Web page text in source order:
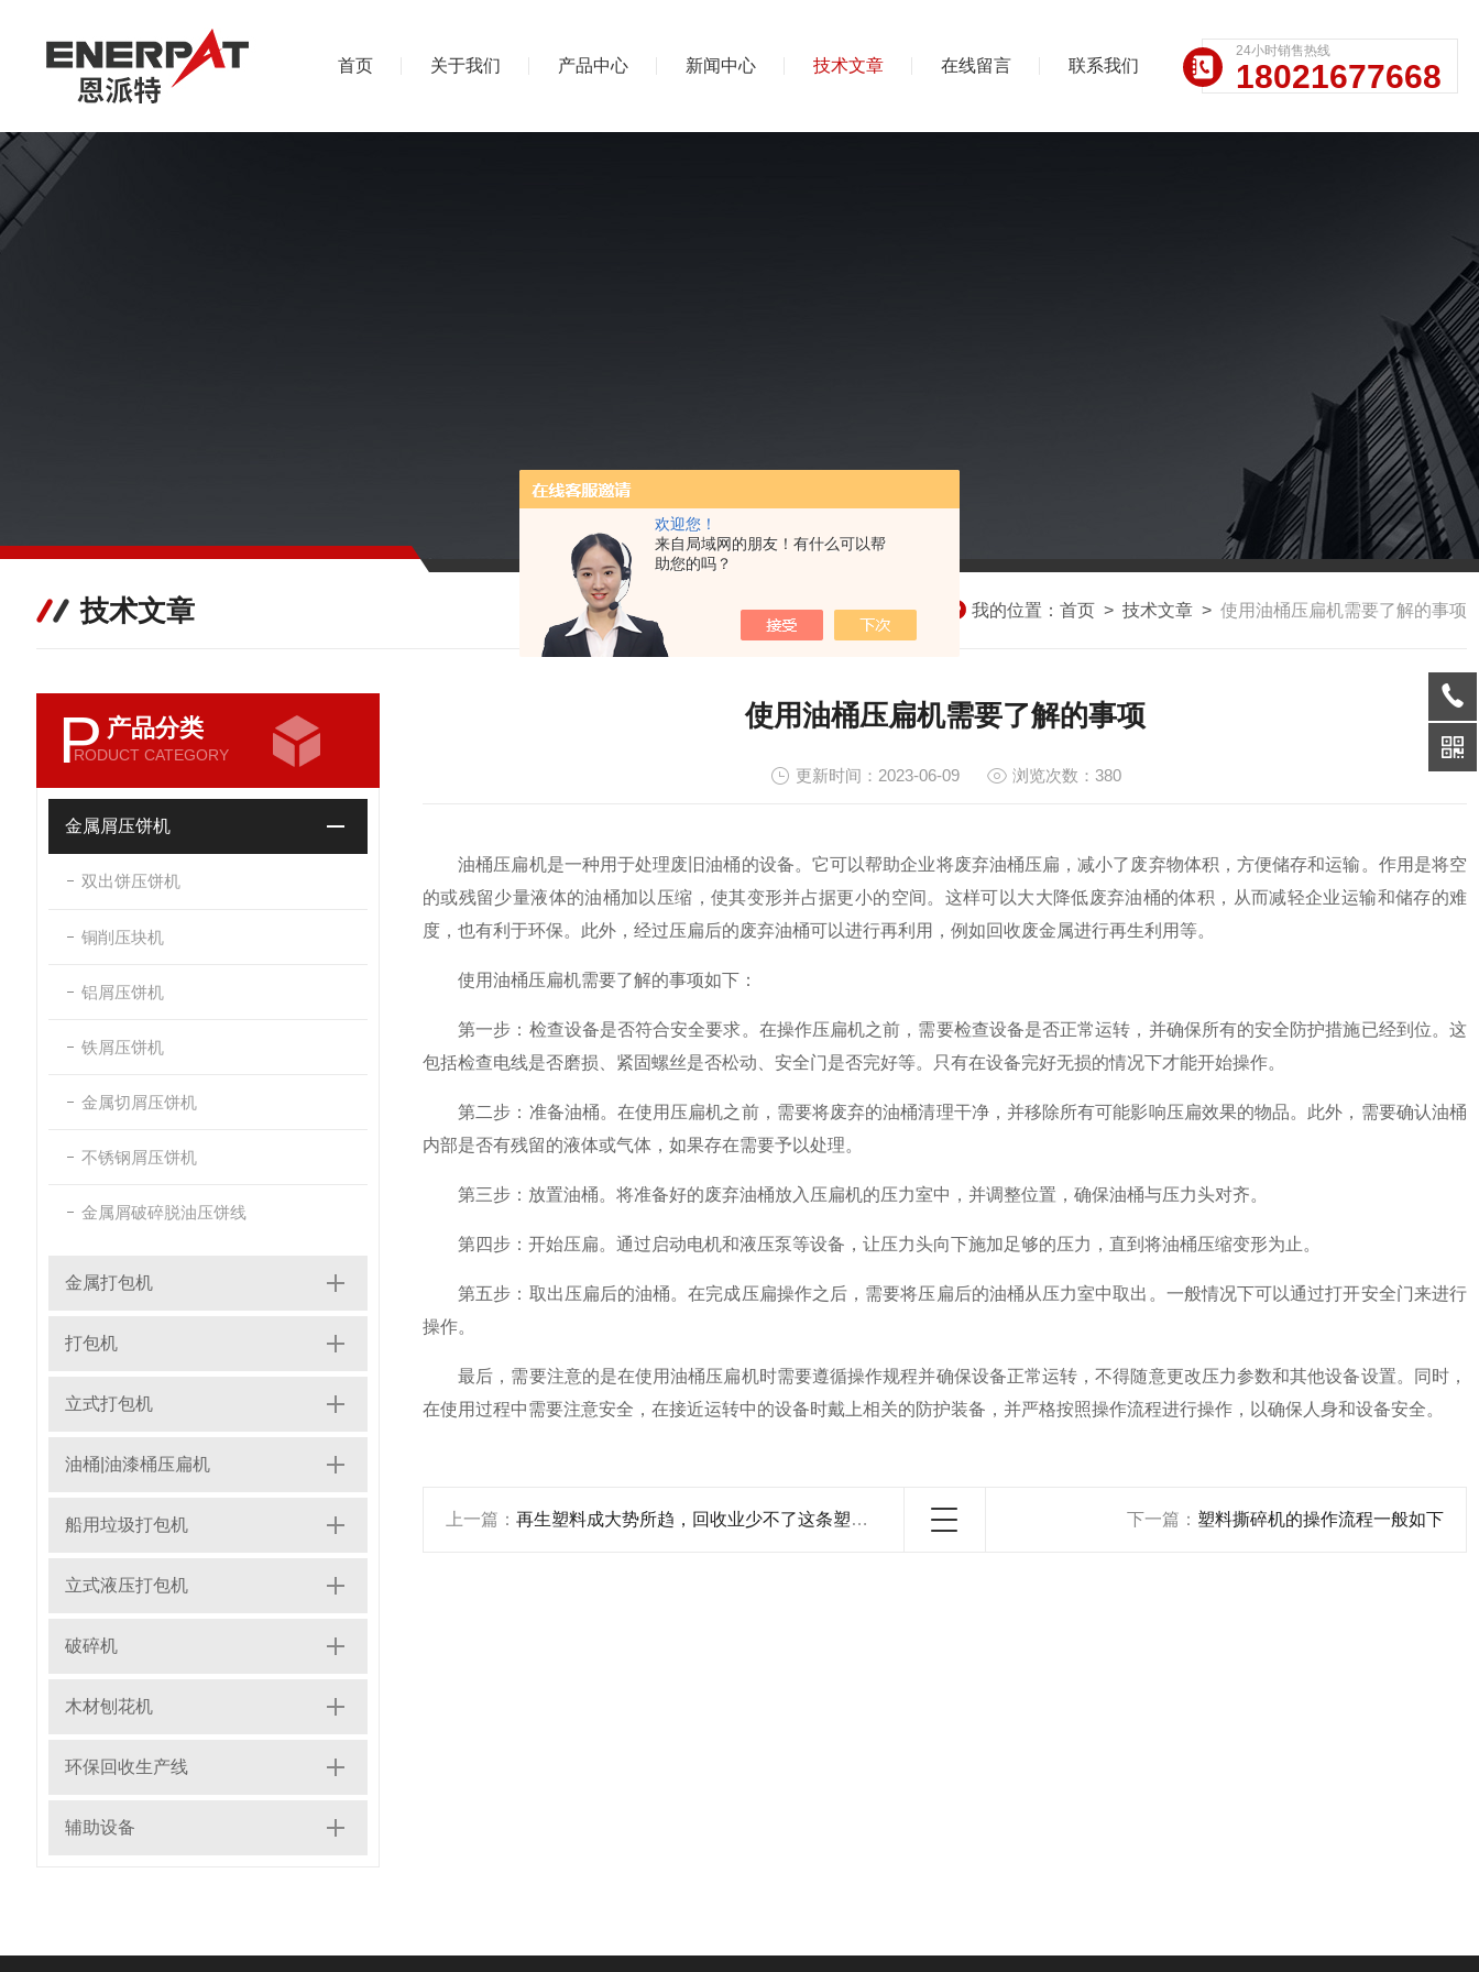
欢迎您！
来自局域网的朋友！有什么可以帮
助您的吗？
首页 关于我们 产品中心 新闻中心 技术文章 在线留言 联系我们
24小时销售热线
18021677668
技术文章 我的位置： 首页 > 技术文章 > 使用油桶压扁机需要了解的事项
P 产品分类
RODUCT CATEGORY
金属屑压饼机
双出饼压饼机
铜削压块机
铝屑压饼机
铁屑压饼机
金属切屑压饼机
不锈钢屑压饼机
金属屑破碎脱油压饼线
金属打包机
打包机
立式打包机
油桶|油漆桶压扁机
船用垃圾打包机
立式液压打包机
破碎机
木材刨花机
环保回收生产线
辅助设备
使用油桶压扁机需要了解的事项
更新时间：2023-06-09 浏览次数：380
油桶压扁机是一种用于处理废旧油桶的设备。它可以帮助企业将废弃油桶压扁，减小了废弃物体积，方便储存和运输。作用是将空
的或残留少量液体的油桶加以压缩，使其变形并占据更小的空间。这样可以大大降低废弃油桶的体积，从而减轻企业运输和储存的难
度，也有利于环保。此外，经过压扁后的废弃油桶可以进行再利用，例如回收废金属进行再生利用等。
使用油桶压扁机需要了解的事项如下：
第一步：检查设备是否符合安全要求。在操作压扁机之前，需要检查设备是否正常运转，并确保所有的安全防护措施已经到位。这
包括检查电线是否磨损、紧固螺丝是否松动、安全门是否完好等。只有在设备完好无损的情况下才能开始操作。
第二步：准备油桶。在使用压扁机之前，需要将废弃的油桶清理干净，并移除所有可能影响压扁效果的物品。此外，需要确认油桶
内部是否有残留的液体或气体，如果存在需要予以处理。
第三步：放置油桶。将准备好的废弃油桶放入压扁机的压力室中，并调整位置，确保油桶与压力头对齐。
第四步：开始压扁。通过启动电机和液压泵等设备，让压力头向下施加足够的压力，直到将油桶压缩变形为止。
第五步：取出压扁后的油桶。在完成压扁操作之后，需要将压扁后的油桶从压力室中取出。一般情况下可以通过打开安全门来进行
操作。
最后，需要注意的是在使用油桶压扁机时需要遵循操作规程并确保设备正常运转，不得随意更改压力参数和其他设备设置。同时，
在使用过程中需要注意安全，在接近运转中的设备时戴上相关的防护装备，并严格按照操作流程进行操作，以确保人身和设备安全。
上一篇： 再生塑料成大势所趋，回收业少不了这条塑料回收造粒系统 下一篇： 塑料撕碎机的操作流程一般如下